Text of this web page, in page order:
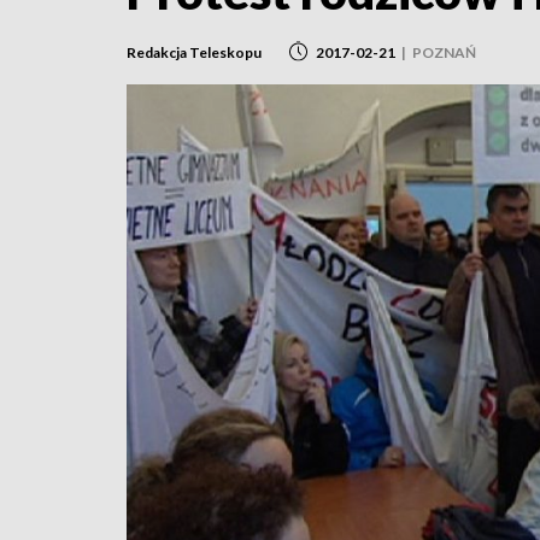
Redakcja Teleskopu 2017-02-21 | POZNAŃ